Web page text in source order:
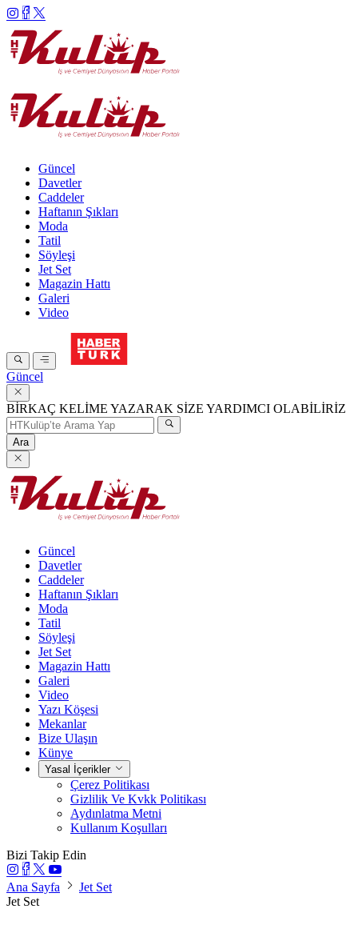
Güncel
Davetler
Caddeler
Haftanın Şıkları
Moda
Tatil
Söyleşi
Jet Set
Magazin Hattı
Galeri
Video
Güncel
BİRKAÇ KELİME YAZARAK SİZE YARDIMCI OLABİLİRİZ
Ara
Güncel
Davetler
Caddeler
Haftanın Şıkları
Moda
Tatil
Söyleşi
Jet Set
Magazin Hattı
Galeri
Video
Yazı Köşesi
Mekanlar
Bize Ulaşın
Künye
Yasal İçerikler
Çerez Politikası
Gizlilik Ve Kvkk Politikası
Aydınlatma Metni
Kullanım Koşulları
Bizi Takip Edin
Ana Sayfa
Jet Set
Jet Set